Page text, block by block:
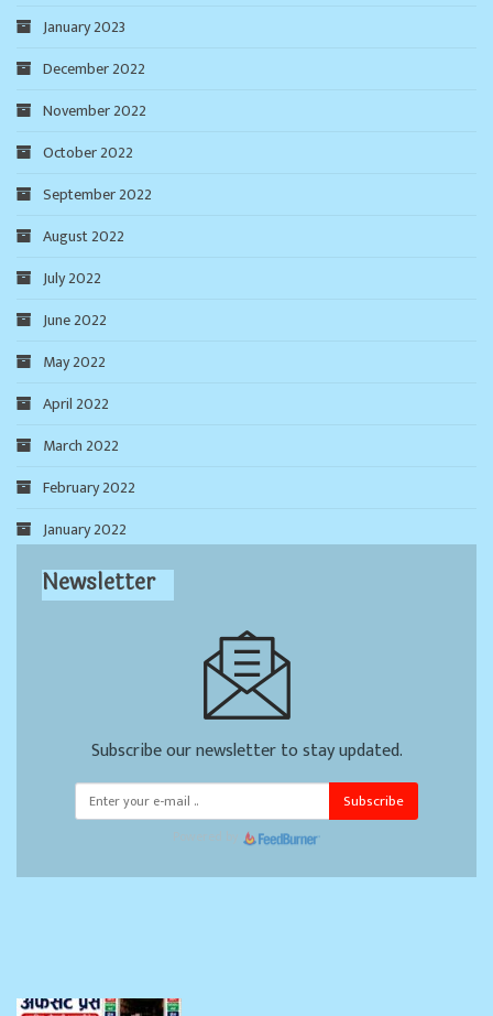
January 2023
December 2022
November 2022
October 2022
September 2022
August 2022
July 2022
June 2022
May 2022
April 2022
March 2022
February 2022
January 2022
Newsletter
Subscribe our newsletter to stay updated.
Subscribe